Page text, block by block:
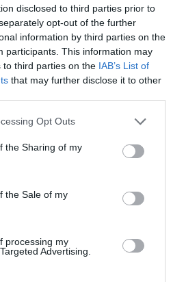
disclosed to third parties prior to
opt-out of the further
information by third parties on the
participants. This information may
to third parties on the IAB’s List of
that may further disclose it to other
app uses one or more Google
usage behaviour. You may click to
Google and its third-party tags to
specified purposes in below Google
Opt Outs
the Sharing of my
the Sale of my
processing my
Advertising.
alakítja a lakossági díjakat